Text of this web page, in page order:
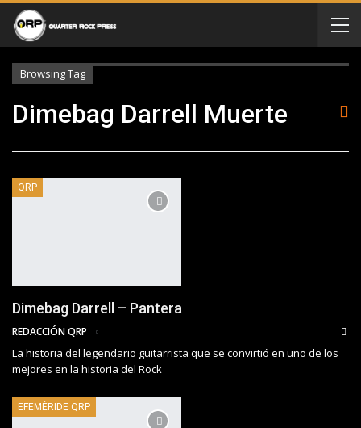
Browsing Tag
Dimebag Darrell Muerte
QRP
Dimebag Darrell – Pantera
REDACCIÓN QRP
La historia del legendario guitarrista que se convirtió en uno de los
mejores en la historia del Rock
EFEMÉRIDE QRP